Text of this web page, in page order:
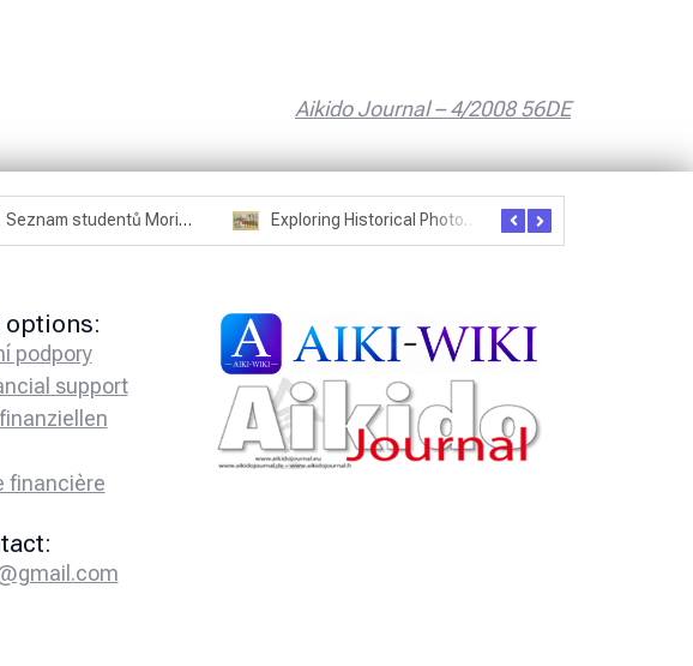
Aikido Journal – 4/2008 56DE
Seznam studentů Moriheie Ueshiby Exploring Historical Photos – Postcard from the Kwantung Army
podpory
support
financière